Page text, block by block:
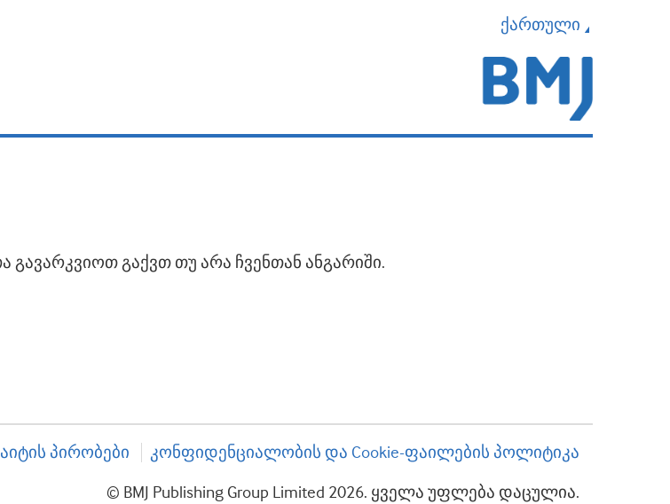
ქართული
გაქვთ თუ არა ჩვენთან ანგარიში.
პირობები კონფიდენციალობის და Cookie-ფაილების პოლიტიკა
© BMJ Publishing Group Limited 2026. ყველა უფლება დაცულია.